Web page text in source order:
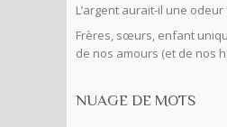
L’argent aurait-il une odeur
Frères, sœurs, enfant
de nos amours (et de nos
NUAGE DE MOTS